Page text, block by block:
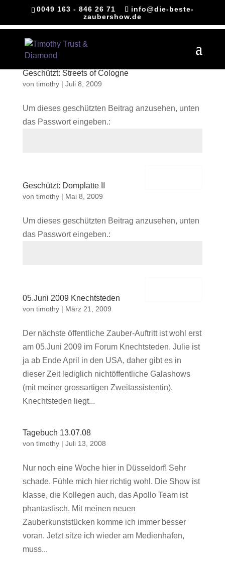
0049 163 - 846 26 71
info@die-beste-
zaubershow.de
Geschützt: Streets of Cologne
von timothy| Juli 8, 2009
Um dieses geschützten Beitrag anzusehen, unten
das Passwort eingeben.:
Geschützt: Domplatte II
von timothy| Mai 8, 2009
Um dieses geschützten Beitrag anzusehen, unten
das Passwort eingeben.:
05.Juni 2009 Knechtsteden
von timothy| März 21, 2009
Der nächste öffentliche Zauber-Auftritt ist wohl erst
am 05.Juni 2009 im Forum Knechtsteden. Julie ist
ja ab Ende April in den USA, daher gibt es in
dieser Zeit lediglich nichtöffentliche Galashows
(mit meiner grossartigen Zweitassistentin).
Knechtsteden liegt...
Tagebuch 13.07.08
von timothy| Juli 13, 2008
Nur noch eine Woche hier in Düsseldorf! Sehr
schade. Fühle mich hier richtig wohl. Die Show ist
klasse, die Kollegen auch, das Apollo Team ist
phantastisch. Mit meinen neuen
Zauberkunststücken komme ich immer besser
voran. Jetzt sitze ich wieder am Medienhafen,
muss...